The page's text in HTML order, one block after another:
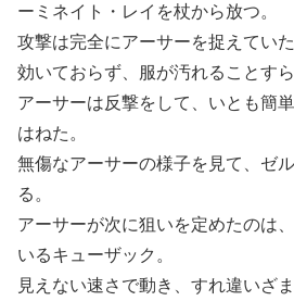
ーミネイト・レイを杖から放つ。
攻撃は完全にアーサーを捉えてい
効いておらず、服が汚れることすら
アーサーは反撃をして、いとも簡
はねた。
無傷なアーサーの様子を見て、ゼ
る。
アーサーが次に狙いを定めたのは
いるキューザック。
見えない速さで動き、すれ違いざ